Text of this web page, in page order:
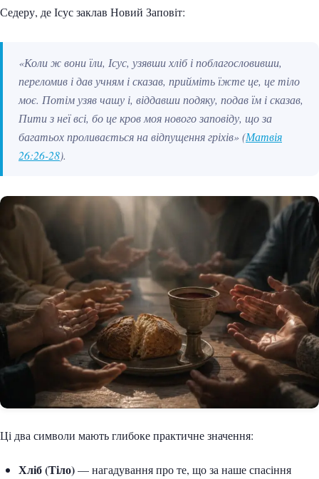
Седеру, де Ісус заклав Новий Заповіт:
«Коли ж вони їли, Ісус, узявши хліб і поблагословивши,
переломив і дав учням і сказав, прийміть їжте це, це тіло
моє. Потім узяв чашу і, віддавши подяку, подав їм і сказав,
Пити з неї всі, бо це кров моя нового заповіду, що за
багатьох проливається на відпущення гріхів»(Матвія
26:26-28).
Ці два символи мають глибоке практичне значення:
Хліб (Тіло)— нагадування про те, що за наше спасіння